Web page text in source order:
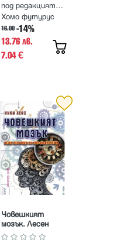
под редакцията на Франк Суайн
Хомо футурус
16.00 -14%
13.76 лв.
7.04€
Човешкият
мозък. Лесен
наръчник по
невропсихология